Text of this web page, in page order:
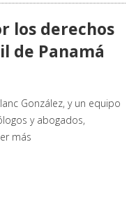
los derechos
de Panamá
González, y un equipo
y abogados,
más